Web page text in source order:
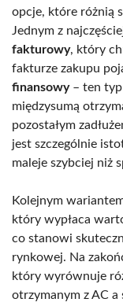
opcje, które różnią
Jednym z
fakturowy, który
fakturze zakupu
finansowy– ten typ
międzysumą
pozostałym
jest szczególnie
maleje szybciej niż
Kolejnym
który wypłaca
co stanowi
rynkowej. Na
który wyrównuje
otrzymanym z AC a